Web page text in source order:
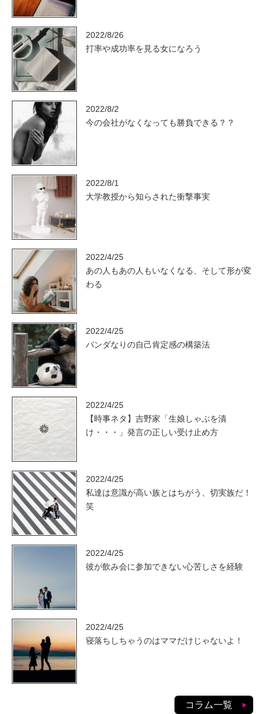
2022/8/26
打率や成功率を見る女になろう
2022/8/2
今の会社がなくなっても勝負できる？？
2022/8/1
大学教授から知らされた衝撃事実
2022/4/25
あの人もあの人もいなくなる、そして形が変
わる
2022/4/25
パンダなりの自己肯定感の構築法
2022/4/25
【時事ネタ】吉野家「生娘しゃぶを漬
け・・・」発言の正しい受け止め方
2022/4/25
私達は意識が高い族とはちがう、切実族だ！
笑
2022/4/25
彼が飲み会に参加できない心苦しさを経験
2022/4/25
寝落ちしちゃうのはママだけじゃないよ！
コラム一覧